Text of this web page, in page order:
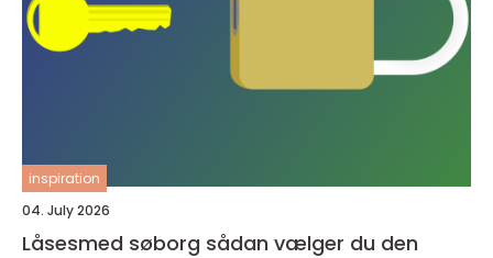
inspiration
04. July 2026
Låsesmed søborg sådan vælger du den